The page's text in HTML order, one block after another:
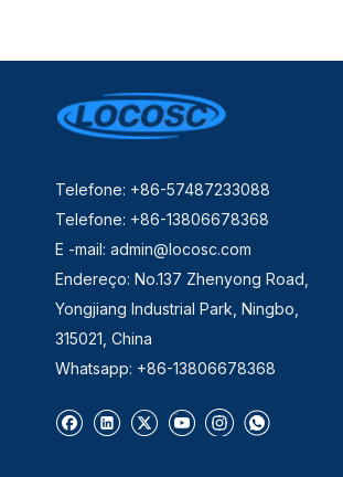
Telefone: +86-57487233088
Telefone: +86-13806678368
E -mail: admin@locosc.com
Endereço: No.137 Zhenyong Road,
Yongjiang Industrial Park, Ningbo,
315021, China
Whatsapp: +86-13806678368